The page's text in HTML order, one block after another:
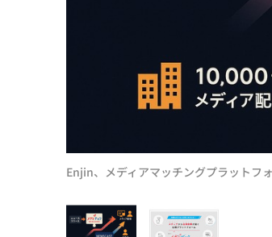
Enjin、メディアマッチングプラットフ